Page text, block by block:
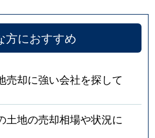
方におすすめ
売却に強い会社を探して
土地の売却相場や状況に